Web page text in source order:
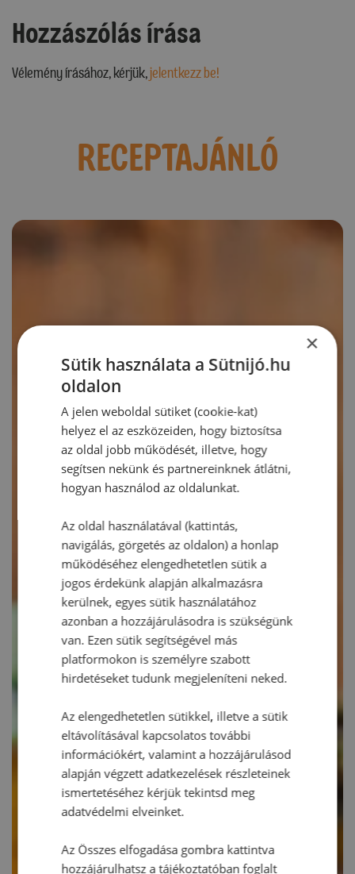
Hozzászólás írása
Vélemény írásához, kérjük,jelentkezz be!
RECEPTAJÁNLÓ
×
Sütik használata a Sütnijó.hu
oldalon
A jelen weboldal sütiket (cookie-kat)
helyez el az eszközeiden, hogy biztosítsa
az oldal jobb működését, illetve, hogy
segítsen nekünk és partnereinknek átlátni,
hogyan használod az oldalunkat.
Az oldal használatával (kattintás,
navigálás, görgetés az oldalon) a honlap
működéséhez elengedhetetlen sütik a
jogos érdekünk alapján alkalmazásra
kerülnek, egyes sütik használatához
azonban a hozzájárulásodra is szükségünk
van. Ezen sütik segítségével más
platformokon is személyre szabott
hirdetéseket tudunk megjeleníteni neked.
Az elengedhetetlen sütikkel, illetve a sütik
eltávolításával kapcsolatos további
információkért, valamint a hozzájárulásod
alapján végzett adatkezelések részleteinek
ismertetéséhez kérjük tekintsd meg
adatvédelmi elveinket.
Az Összes elfogadása gombra kattintva
hozzájárulhatsz a tájékoztatóban foglalt